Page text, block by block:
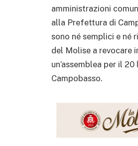
amministrazioni
alla Prefettura di
sono né semplici e né
del Molise a revocare
un’assemblea per il
Campobasso.